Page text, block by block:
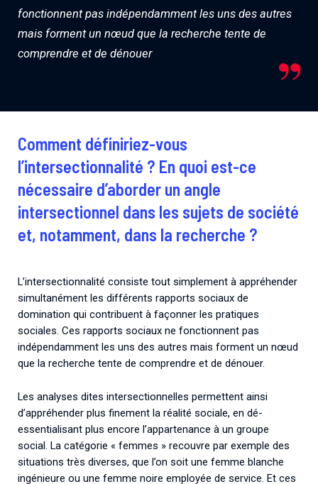
fonctionnent pas indépendamment les uns des autres
mais forment un nœud que la recherche tente de
comprendre et de dénouer
Comment définiriez-vous
l’intersectionnalité ? En quoi est-ce
nécessaire d’aborder un angle
intersectionnel dans les sujets de société
et, notamment, dans la recherche ?
L’intersectionnalité consiste tout simplement à appréhender
simultanément les différents rapports sociaux de
domination qui contribuent à façonner les pratiques
sociales. Ces rapports sociaux ne fonctionnent pas
indépendamment les uns des autres mais forment un nœud
que la recherche tente de comprendre et de dénouer.
Les analyses dites intersectionnelles permettent ainsi
d’appréhender plus finement la réalité sociale, en dé-
essentialisant plus encore l’appartenance à un groupe
social. La catégorie « femmes » recouvre par exemple des
situations très diverses, que l’on soit une femme blanche
ingénieure ou une femme noire employée de service. Et ces